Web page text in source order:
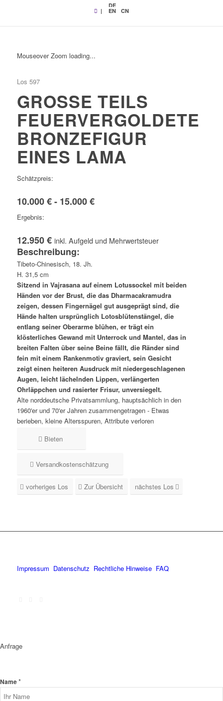
|
DE
EN CN
Mouseover Zoom loading...
Los 597
GROSSE TEILS F
EUERVERGOLDETE B
RONZEFIGUR E
INES LAMA
Schätzpreis:
10.000 € - 15.000 €
Ergebnis:
12.950 € inkl. Aufgeld und Mehrwertsteuer
Beschreibung:
Tibeto-Chinesisch, 18. Jh.
H. 31,5 cm
Sitzend in Vajrasana auf einem Lotussockel mit beiden
Händen vor der Brust, die das Dharmacakramudra
zeigen, dessen Fingernägel gut ausgeprägt sind, die
Hände halten ursprünglich Lotosblütenstängel, die
entlang seiner Oberarme blühen, er trägt ein
klösterliches Gewand mit Unterrock und Mantel, das in
breiten Falten über seine Beine fällt, die Ränder sind
fein mit einem Rankenmotiv graviert, sein Gesicht
zeigt einen heiteren Ausdruck mit niedergeschlagenen
Augen, leicht lächelnden Lippen, verlängerten
Ohrläppchen und rasierter Frisur, unversiegelt.
Alte norddeutsche Privatsammlung, hauptsächlich in den
1960'er und 70'er Jahren zusammengetragen - Etwas
berieben, kleine Altersspuren, Attribute verloren
Bieten
Versandkostenschätzung
vorheriges Los Zur Übersicht nächstes Los
Impressum Datenschutz Rechtliche Hinweise FAQ
Anfrage
Name*